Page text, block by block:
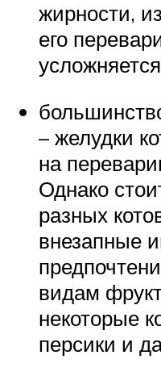
жирности,
его
– желудки
на
Однако
разных
внезапные
видам
некоторые
персики и